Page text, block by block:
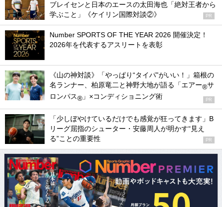
ブレイセンと日本のエースの太田海也「絶対王者から
学ぶこと」《ケイリン国際対談②》
PR
Number SPORTS OF THE YEAR 2026 開催決定！
2026年を代表するアスリートを表彰
《山の神対談》「やっぱり“タイパ”がいい！」箱根の
名ランナー、柏原竜二と神野大地が語る「エアー®サ
ロンパス® 」×コンディショニング術 PR
「少しぼやけているだけでも感覚が狂ってきます」B
リーグ屈指のシューター・安藤周人が明かす“見え
る”ことの重要性
PR